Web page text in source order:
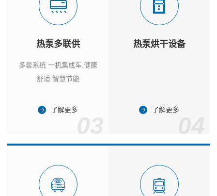
热泵多联供
多套系统 一机集成车,健康
舒适 智慧节能
了解更多
热泵烘干设备
了解更多